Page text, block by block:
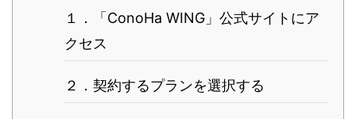
１．「ConoHa WING」公式サイトにア
クセス
２．契約するプランを選択する